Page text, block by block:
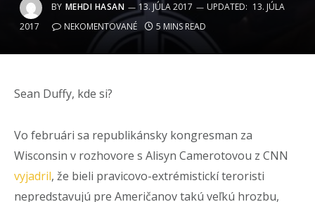
BY MEHDI HASAN 13. JÚLA 2017 UPDATED: 13. JÚLA
2017
NEKOMENTOVANÉ 5 MINS READ
Sean Duffy, kde si?
Vo februári sa republikánsky kongresman za
Wisconsin v rozhovore s Alisyn Camerotovou z CNN
vyjadril, že bieli pravicovo-extrémistickí teroristi
nepredstavujú pre Američanov takú veľkú hrozbu,